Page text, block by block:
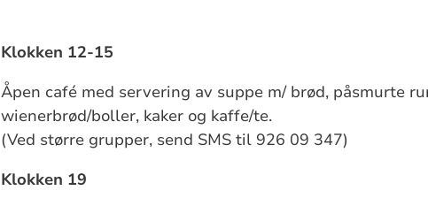
Klokken 12-15
Åpen café med servering av suppe m/ brød, påsmurte
wienerbrød/boller, kaker og kaffe/te.
(Ved større grupper, send SMS til 926 09 347)
Klokken 19